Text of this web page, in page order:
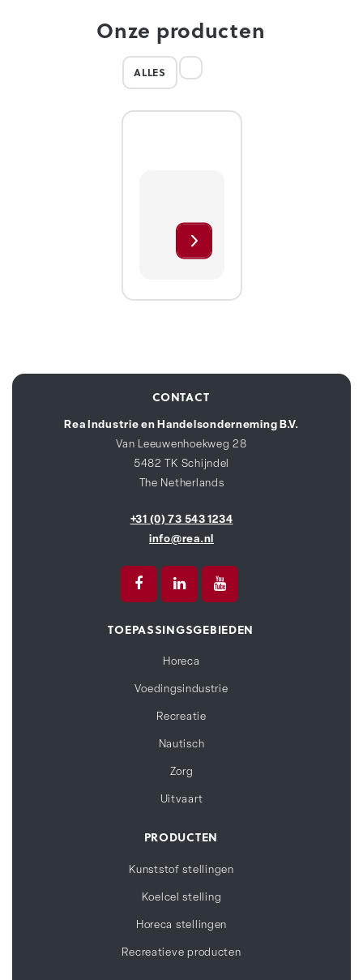
Onze producten
ALLES
CONTACT
Rea Industrie en Handelsonderneming B.V.
Van Leeuwenhoekweg 28
5482 TK Schijndel
The Netherlands
+31 (0) 73 543 1234
info@rea.nl
TOEPASSINGSGEBIEDEN
Horeca
Voedingsindustrie
Recreatie
Nautisch
Zorg
Uitvaart
PRODUCTEN
Kunststof stellingen
Koelcel stelling
Horeca stellingen
Recreatieve producten